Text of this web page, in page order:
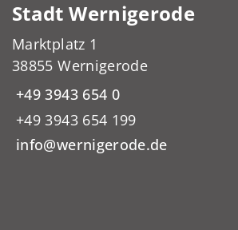
Stadt Wernigerode
Marktplatz 1
38855 Wernigerode
+49 3943 654 0
+49 3943 654 199
info@wernigerode.de